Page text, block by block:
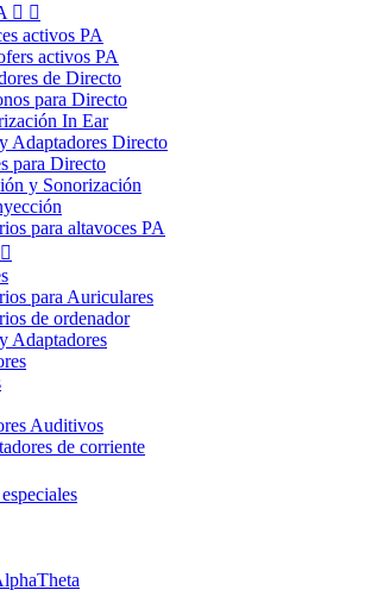
 
activos PA
activos PA
de Directo
para Directo
In Ear
Adaptadores Directo
para Directo
y Sonorización
para altavoces PA

para Auriculares
de ordenador
Adaptadores
Auditivos
de corriente